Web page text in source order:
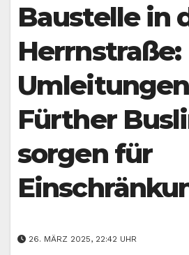
Baustelle in
Herrnstraße:
Fürther
sorgen für
26. MÄRZ 2025, 22:42 UHR